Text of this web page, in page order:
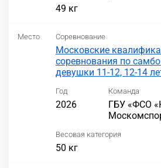
49 кг
Место Соревнование
Московские
соревнования по
девушки 11-12, 12-14
Год
2026
Команда
ГБУ «ФСО
Весовая категория
50 кг